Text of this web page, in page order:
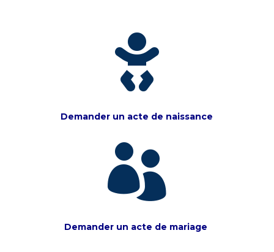

Demander un acte de naissance

Demander un acte de mariage